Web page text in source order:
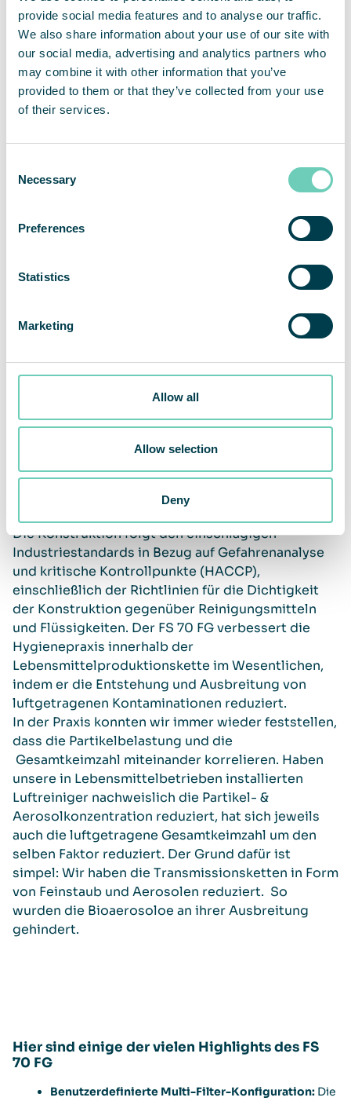
provide social media features and to analyse our traffic.
We also share information about your use of our site with
our social media, advertising and analytics partners who
may combine it with other information that you’ve
provided to them or that they’ve collected from your use
of their services.
Selection
Necessary
Preferences
Statistics
Marketing
Allow all
Allow selection
Deny
Zusammenarbeit mit der Lebensmittelindustrie
entwickelt, um den führenden Hygienestandards
zu entsprechen.
Video-
Player
Der FS 70 FG schützt während Produktion,
QleanAir Scandinavia hat mit dem FS 70 FG ein
völlig neues, überarbeitetes Luftfiltersystem
Die Konstruktion folgt den einschlägigen
Industriestandards in Bezug auf Gefahrenanalyse
und kritische Kontrollpunkte (HACCP),
einschließlich der Richtlinien für die Dichtigkeit
der Konstruktion gegenüber Reinigungsmitteln
und Flüssigkeiten. Der FS 70 FG verbessert die
Hygienepraxis innerhalb der
Lebensmittelproduktionskette im Wesentlichen,
indem er die Entstehung und Ausbreitung von
luftgetragenen Kontaminationen reduziert.
In der Praxis konnten wir immer wieder feststellen,
dass die Partikelbelastung und die
Gesamtkeimzahl miteinander korrelieren. Haben
unsere in Lebensmittelbetrieben installierten
Luftreiniger nachweislich die Partikel- &
Aerosolkonzentration reduziert, hat sich jeweils
auch die luftgetragene Gesamtkeimzahl um den
selben Faktor reduziert. Der Grund dafür ist
simpel: Wir haben die Transmissionsketten in Form
von Feinstaub und Aerosolen reduziert. So
wurden die Bioaerosoloe an ihrer Ausbreitung
gehindert.
Hier sind einige der vielen Highlights des FS
70 FG
Benutzerdefinierte Multi-Filter-Konfiguration: Die